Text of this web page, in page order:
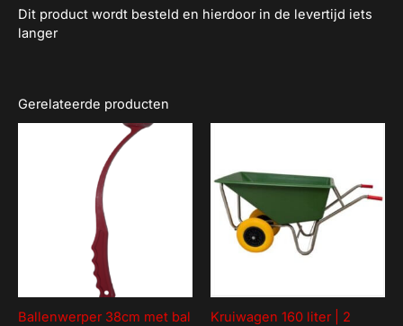
Dit product wordt besteld en hierdoor in de levertijd iets
langer
Gerelateerde producten
Ballenwerper 38cm met bal
Kruiwagen 160 liter | 2